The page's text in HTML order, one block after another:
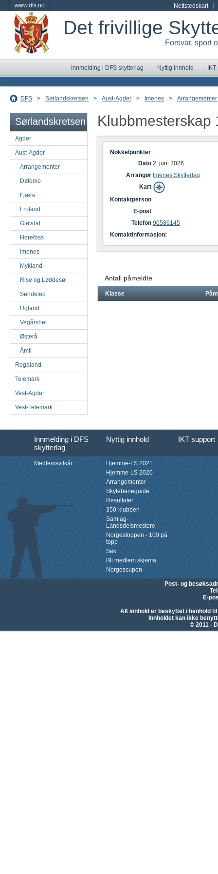
www.dfs.no Nettstedskart
Det frivillige
Forsvar, sport
Innmelding i DFS skytterlag Nyttig innhold
DFS > Sørlandskretsen > Aust-Agder > Imenes > Arrangementer
Sørlandskretsen
Agder
Aust-Agder
Arrangementer
Dølemo
Fjære
Froland
Gjøvdal
Herefoss
Imenes
Mykland
Rise og Løddesøl
Søndeled
Ugland
Vegårshei
Østerå
Åmli
Rogaland
Telemark
Vest-Agder
Vest-Telemark
Klubbmesterskap
Nøkkelpunkter
Dato 2. juni 2026
Arrangør Imenes Skytterlag
Kart
Kontaktperson
E-post
Telefon 90586145
Kontaktinformasjon:
Antall påmeldte
Klasse
Innmelding i DFS
skytterlag
Nyttig innhold IKT support
Medlemsvilkår
Hjemme-LS 2021
Hjemme-LS 2020
Arrangementer
Skytebaneguide
Resultater
350-klubben
Samlag-
Landsdelsmestere
Norgestoppen - 100 på
topp -
Søk
Bli medlem skjema
Norgescupen
Post- og
E-
Alt innhold er beskyttet i henhold
Innholdet kan ikke
© 2011 -